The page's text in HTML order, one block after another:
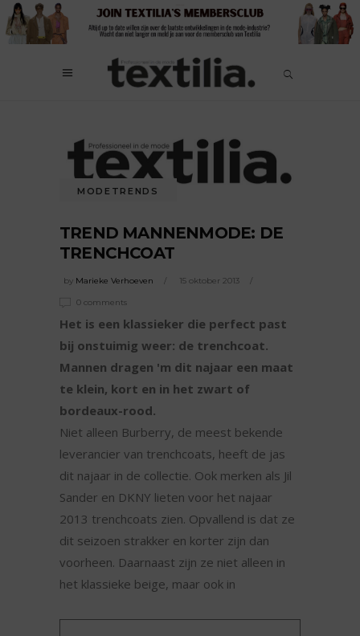
MODETRENDS
TREND MANNENMODE: DE
TRENCHCOAT
by Marieke Verhoeven 15 oktober 2013
0 comments
Het is een klassieker die perfect past
bij onstuimig weer: de trenchcoat.
Mannen dragen 'm dit najaar een maat
te klein, kort en in het zwart of
bordeaux-rood.
Niet alleen Burberry, de meest bekende
leverancier van trenchcoats, heeft de jas
dit najaar in de collectie. Ook merken als Jil
Sander en DKNY lieten voor het najaar
2013 trenchcoats zien. Opvallend is dat ze
dit seizoen strakker en korter zijn dan
voorheen. Daarnaast zijn ze niet alleen in
het klassieke beige, maar ook in